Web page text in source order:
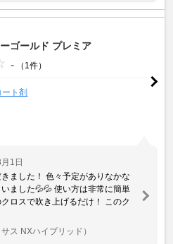
ゴールド プレミア
- （1件）
ート剤
1日
ました！ 色々予定がありなかな
ました💦💦 使い方は非常に簡単
ロスで吹き上げるだけ！ このク
サス NXハイブリッド）